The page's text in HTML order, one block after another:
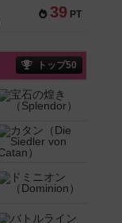
39 PT
トップ50